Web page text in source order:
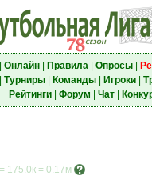
Онлайн| Правила| Опросы|
Турниры| Команды| Игроки|
Рейтинги| Форум Чат|
= 175.0к = 0.17м